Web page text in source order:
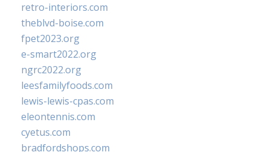
retro-interiors.com
theblvd-boise.com
fpet2023.org
e-smart2022.org
ngrc2022.org
leesfamilyfoods.com
lewis-lewis-cpas.com
eleontennis.com
cyetus.com
bradfordshops.com